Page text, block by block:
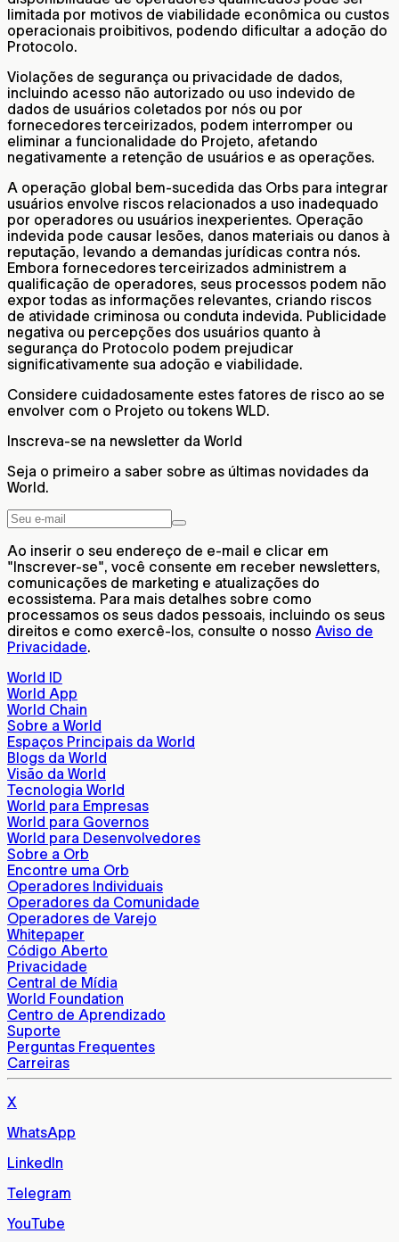
limitada por motivos de viabilidade econômica ou custos
operacionais proibitivos, podendo dificultar a adoção do
Protocolo.
Violações de segurança ou privacidade de dados,
incluindo acesso não autorizado ou uso indevido de
dados de usuários coletados por nós ou por
fornecedores terceirizados, podem interromper ou
eliminar a funcionalidade do Projeto, afetando
negativamente a retenção de usuários e as operações.
A operação global bem-sucedida das Orbs para integrar
usuários envolve riscos relacionados a uso inadequado
por operadores ou usuários inexperientes. Operação
indevida pode causar lesões, danos materiais ou danos à
reputação, levando a demandas jurídicas contra nós.
Embora fornecedores terceirizados administrem a
qualificação de operadores, seus processos podem não
expor todas as informações relevantes, criando riscos
de atividade criminosa ou conduta indevida. Publicidade
negativa ou percepções dos usuários quanto à
segurança do Protocolo podem prejudicar
significativamente sua adoção e viabilidade.
Considere cuidadosamente estes fatores de risco ao se
envolver com o Projeto ou tokens WLD.
Inscreva-se na newsletter da World
Seja o primeiro a saber sobre as últimas novidades da
World.
Ao inserir o seu endereço de e-mail e clicar em
"Inscrever-se", você consente em receber newsletters,
comunicações de marketing e atualizações do
ecossistema. Para mais detalhes sobre como
processamos os seus dados pessoais, incluindo os seus
direitos e como exercê-los, consulte o nosso Aviso de
Privacidade.
World ID
World App
World Chain
Sobre a World
Espaços Principais da World
Blogs da World
Visão da World
Tecnologia World
World para Empresas
World para Governos
World para Desenvolvedores
Sobre a Orb
Encontre uma Orb
Operadores Individuais
Operadores da Comunidade
Operadores de Varejo
Whitepaper
Código Aberto
Privacidade
Central de Mídia
World Foundation
Centro de Aprendizado
Suporte
Perguntas Frequentes
Carreiras
X
WhatsApp
LinkedIn
Telegram
YouTube